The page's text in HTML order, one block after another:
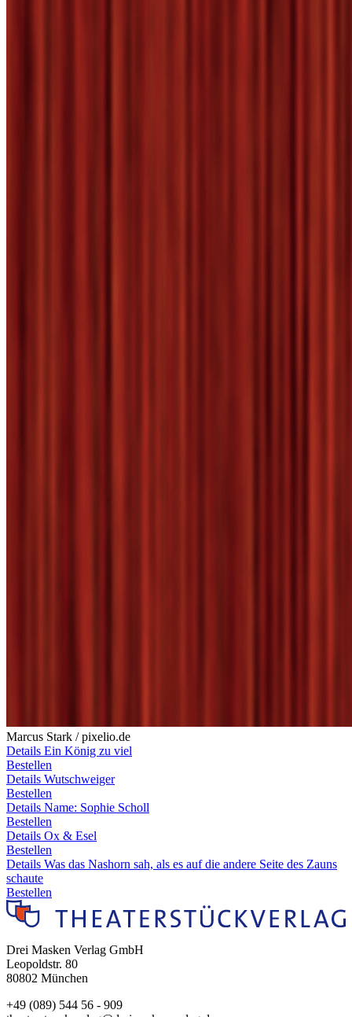
Marcus Stark / pixelio.de
Details Ein König zu viel
Bestellen
Details Wutschweiger
Bestellen
Details Name: Sophie Scholl
Bestellen
Details Ox & Esel
Bestellen
Details Was das Nashorn sah, als es auf die andere Seite des Zauns
schaute
Bestellen
Drei Masken Verlag GmbH
Leopoldstr. 80
80802 München
+49 (089) 544 56 - 909